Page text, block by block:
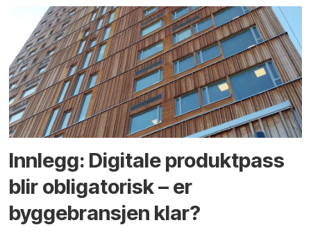
Innlegg: Digitale produktpass
blir obligatorisk – er
byggebransjen klar?